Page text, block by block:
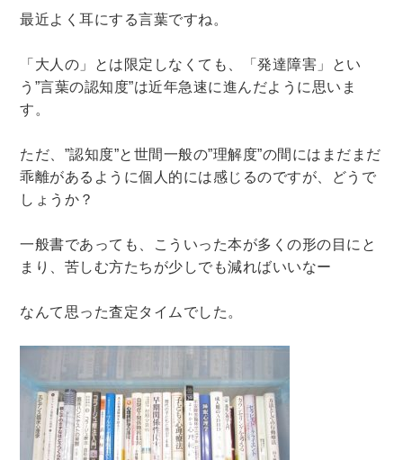
美容・着物・ファッション
自転車・サイクリング 釣り
キャンプ
資格検定・辞書辞典
公務員・教員採用試験
医療・看護資格
就職対策
語学検定・通訳
語学辞典・辞典
法律・ビジネス・事務資格関連
運輸・船舶・通信
CD・DVD・Blu-ray
CD・DVD
洋書
最近よく耳にする言葉ですね。
「大人の」とは限定しなくても、「発達障害」とい
う”言葉の認知度”は近年急速に進んだように思いま
す。
ただ、”認知度”と世間一般の”理解度”の間にはまだまだ
乖離があるように個人的には感じるのですが、どうで
しょうか？
一般書であっても、こういった本が多くの形の目にと
まり、苦しむ方たちが少しでも減ればいいなー
なんて思った査定タイムでした。